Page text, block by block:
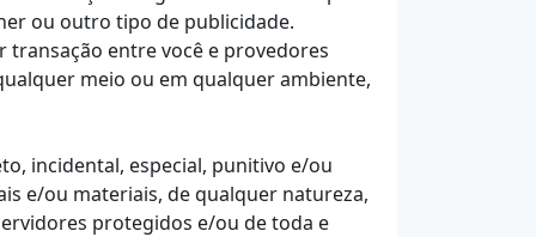
ou outro tipo de publicidade.
entre você e provedores
meio ou em qualquer ambiente,
incidental, especial, punitivo e/ou
e/ou materiais, de qualquer natureza,
protegidos e/ou de toda e